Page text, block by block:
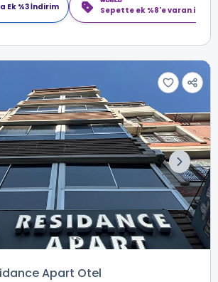
Ek %3 İndirim Sepette ek %8'e varan
Apart Otel